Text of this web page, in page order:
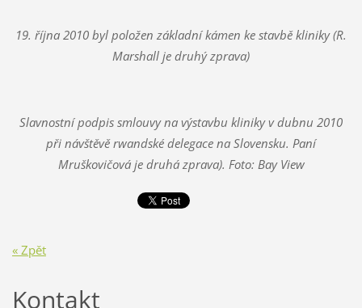
19. října 2010 byl položen základní kámen ke stavbě kliniky (R.
Marshall je druhý zprava)
Slavnostní podpis smlouvy na výstavbu kliniky v dubnu 2010
při návštěvě rwandské delegace na Slovensku. Paní
Mruškovičová je druhá zprava). Foto: Bay View
« Zpět
Kontakt